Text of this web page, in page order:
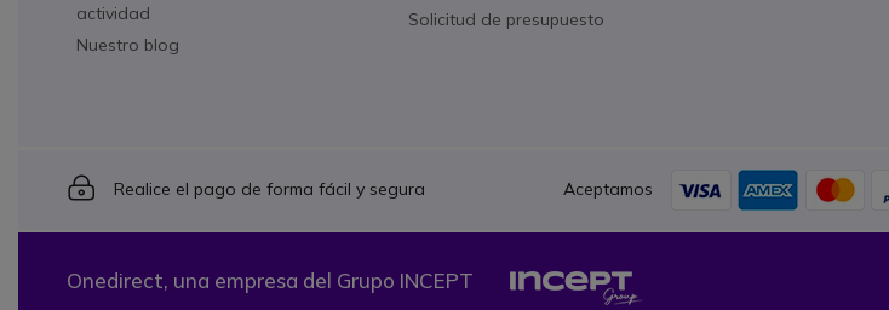
actividad
Nuestro blog
Solicitud de presupuesto
Icon
Realice el pago de forma fácil y segura Aceptamos
Onedirect, una empresa del Grupo INCEPT